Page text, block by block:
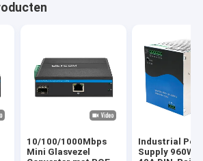
10/100/1000Mbps
Mini Glasvezel
Industrial
Supply 960W